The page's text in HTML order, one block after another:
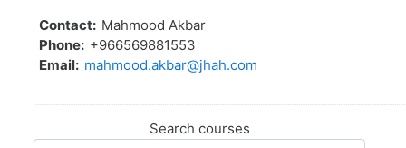
Contact: Mahmood Akbar
Phone: +966569881553
Email: mahmood.akbar@jhah.com
Search courses